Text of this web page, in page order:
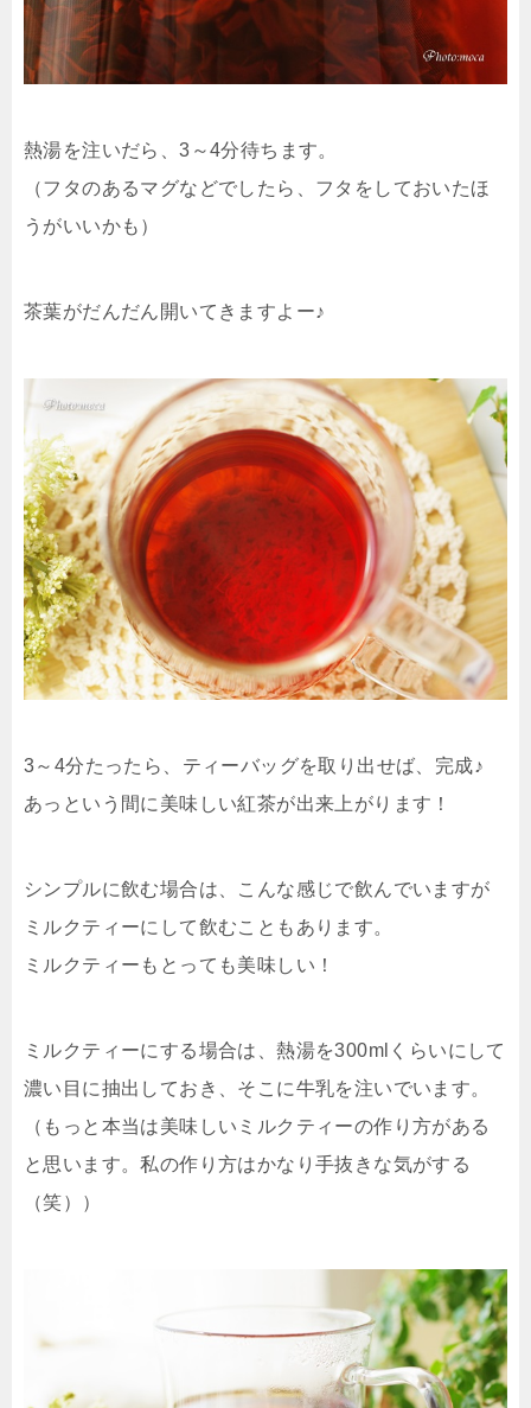
熱湯を注いだら、3～4分待ちます。
（フタのあるマグなどでしたら、フタをしておいたほ
うがいいかも）
茶葉がだんだん開いてきますよー♪
3～4分たったら、ティーバッグを取り出せば、完成♪
あっという間に美味しい紅茶が出来上がります！
シンプルに飲む場合は、こんな感じで飲んでいますが
ミルクティーにして飲むこともあります。
ミルクティーもとっても美味しい！
ミルクティーにする場合は、熱湯を300mlくらいにして
濃い目に抽出しておき、そこに牛乳を注いでいます。
（もっと本当は美味しいミルクティーの作り方がある
と思います。私の作り方はかなり手抜きな気がする
（笑））